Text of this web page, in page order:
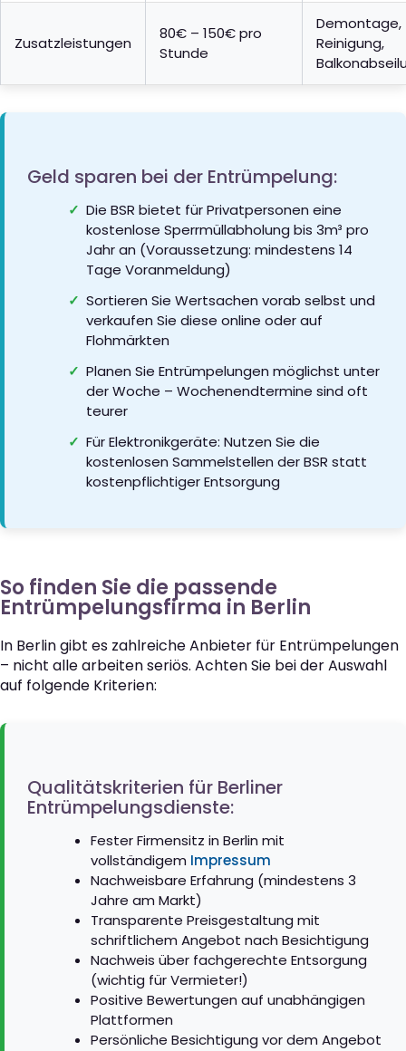
Zusatzleistungen
80€ – 150€ pro
Stunde
Demontage,
Reinigung,
Geld sparen bei der Entrümpelung:
Die BSR bietet für Privatpersonen eine
kostenlose Sperrmüllabholung bis 3m³ pro
Jahr an (Voraussetzung: mindestens 14
Tage Voranmeldung)
Sortieren Sie Wertsachen vorab selbst und
verkaufen Sie diese online oder auf
Flohmärkten
Planen Sie Entrümpelungen möglichst unter
der Woche – Wochenendtermine sind oft
teurer
Für Elektronikgeräte: Nutzen Sie die
kostenlosen Sammelstellen der BSR statt
kostenpflichtiger Entsorgung
So finden Sie die passende
Entrümpelungsfirma in Berlin
In Berlin gibt es zahlreiche Anbieter für Entrümpelungen
– nicht alle arbeiten seriös. Achten Sie bei der Auswahl
auf folgende Kriterien:
Qualitätskriterien für Berliner
Entrümpelungsdienste:
Fester Firmensitz in Berlin mit
vollständigem Impressum
Nachweisbare Erfahrung (mindestens 3
Jahre am Markt)
Transparente Preisgestaltung mit
schriftlichem Angebot nach Besichtigung
Nachweis über fachgerechte Entsorgung
(wichtig für Vermieter!)
Positive Bewertungen auf unabhängigen
Plattformen
Persönliche Besichtigung vor dem Angebot